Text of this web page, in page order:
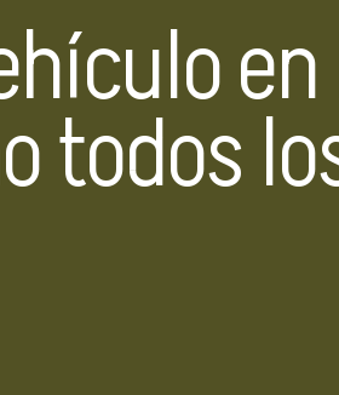
todos